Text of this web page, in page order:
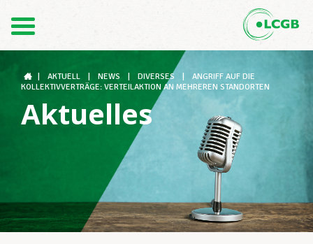
FR
Der LCGB
Gewerkschaftsstrukturen
Unterstützung im Arbeitsalltag
AKTUELL NEWS DIVERSES
ANGRIFF AUF DIE
KOLLEKTIVVERTRÄGE: VERTEILAKTION AN MEHREREN STANDORTEN
Aktuelles